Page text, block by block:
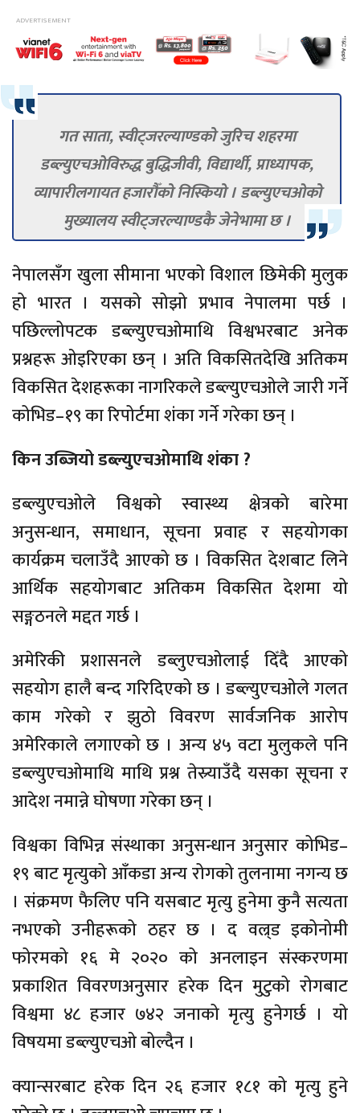
गत साता, स्वीट्जरल्याण्डको जुरिच शहरमा
डब्ल्युएचओविरुद्ध बुद्धिजीवी, विद्यार्थी, प्राध्यापक,
व्यापारीलगायत हजारौँको निस्कियो । डब्ल्युएचओको
मुख्यालय स्वीट्जरल्याण्डकै जेनेभामा छ ।
नेपालसँग खुला सीमाना भएको विशाल छिमेकी मुलुक
हो भारत । यसको सोझो प्रभाव नेपालमा पर्छ ।
पछिल्लोपटक डब्ल्युएचओमाथि विश्वभरबाट अनेक
प्रश्नहरू ओइरिएका छन् । अति विकसितदेखि अतिकम
विकसित देशहरूका नागरिकले डब्ल्युएचओले जारी गर्ने
कोभिड–१९ का रिपोर्टमा शंका गर्ने गरेका छन् ।
किन उब्जियो डब्ल्युएचओमाथि शंका ?
डब्ल्युएचओले विश्वको स्वास्थ्य क्षेत्रको बारेमा
अनुसन्धान, समाधान, सूचना प्रवाह र सहयोगका
कार्यक्रम चलाउँदै आएको छ । विकसित देशबाट लिने
आर्थिक सहयोगबाट अतिकम विकसित देशमा यो
सङ्गठनले मद्दत गर्छ ।
अमेरिकी प्रशासनले डब्लुएचओलाई दिँदै आएको
सहयोग हालै बन्द गरिदिएको छ । डब्ल्युएचओले गलत
काम गरेको र झुठो विवरण सार्वजनिक आरोप
अमेरिकाले लगाएको छ । अन्य ४५ वटा मुलुकले पनि
डब्ल्युएचओमाथि माथि प्रश्न तेस्र्याउँदै यसका सूचना र
आदेश नमान्ने घोषणा गरेका छन् ।
विश्वका विभिन्न संस्थाका अनुसन्धान अनुसार कोभिड–
१९ बाट मृत्युको आँकडा अन्य रोगको तुलनामा नगन्य छ
। संक्रमण फैलिए पनि यसबाट मृत्यु हुनेमा कुनै सत्यता
नभएको उनीहरूको ठहर छ । द वल्र्ड इकोनोमी
फोरमको १६ मे २०२० को अनलाइन संस्करणमा
प्रकाशित विवरणअनुसार हरेक दिन मुटुको रोगबाट
विश्वमा ४८ हजार ७४२ जनाको मृत्यु हुनेगर्छ । यो
विषयमा डब्ल्युएचओ बोल्दैन ।
क्यान्सरबाट हरेक दिन २६ हजार १८१ को मृत्यु हुने